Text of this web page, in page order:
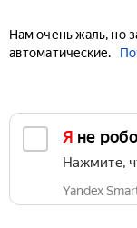
Нам очень жаль, но
автоматические.
Я не
Нажмите,
Yandex